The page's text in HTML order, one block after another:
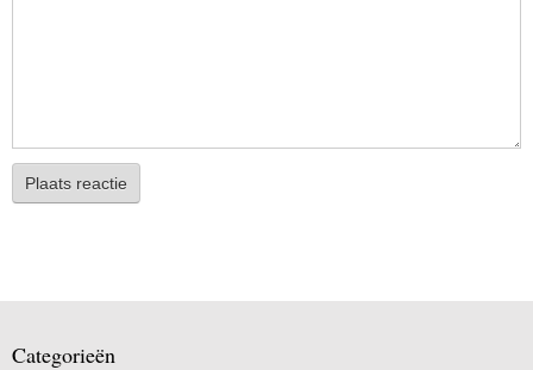
Plaats reactie
Categorieën